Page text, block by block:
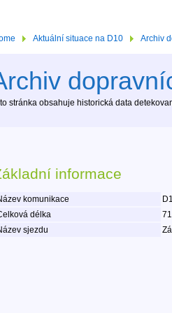
Aktuální situace na D10 Archiv
stránka obsahuje historická data
informace
komunikace
délka
sjezdu